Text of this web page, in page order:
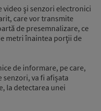
video şi senzori electronici
care vor transmite
de presemnalizare, ce
metri înaintea porţii de
de informare, pe care,
va fi afișata
la detectarea unei